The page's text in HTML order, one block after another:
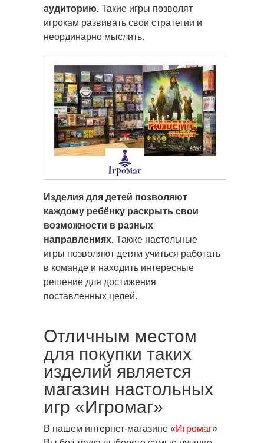
аудиторию. Такие игры позволят
игрокам развивать свои стратегии и
неординарно мыслить.
Изделия для детей позволяют
каждому ребёнку раскрыть свои
возможности в разных
направлениях. Также настольные
игры позволяют детям учиться работать
в команде и находить интересные
решение для достижения
поставленных целей.
Отличным местом
для покупки таких
изделий является
магазин настольных
игр «Игромаг»
В нашем интернет-магазине «Игромаг»